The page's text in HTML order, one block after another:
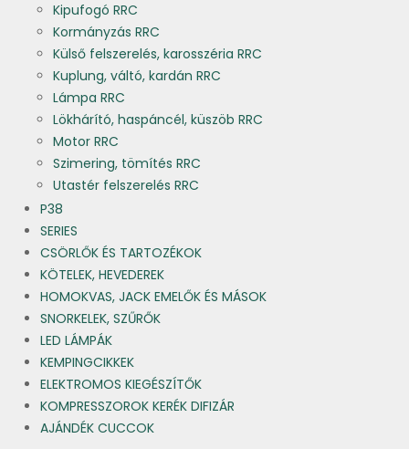
Kipufogó RRC
Kormányzás RRC
Külső felszerelés, karosszéria RRC
Kuplung, váltó, kardán RRC
Lámpa RRC
Lökhárító, haspáncél, küszöb RRC
Motor RRC
Szimering, tömítés RRC
Utastér felszerelés RRC
P38
SERIES
CSÖRLŐK ÉS TARTOZÉKOK
KÖTELEK, HEVEDEREK
HOMOKVAS, JACK EMELŐK ÉS MÁSOK
SNORKELEK, SZŰRŐK
LED LÁMPÁK
KEMPINGCIKKEK
ELEKTROMOS KIEGÉSZÍTŐK
KOMPRESSZOROK KERÉK DIFIZÁR
AJÁNDÉK CUCCOK